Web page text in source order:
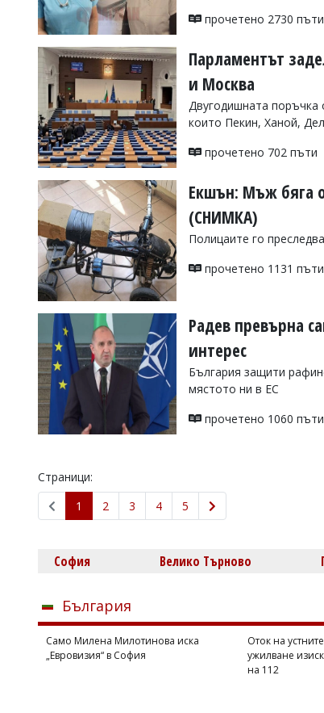
прочетено 2730 пъти
Парламентът
и Москва
Двугодишната поръчка
които Пекин, Ханой,
прочетено 702 пъти
Екшън: Мъж бяга
(СНИМКА)
Полицаите го
прочетено 1131 пъти
Радев превърна
интерес
България защити
мястото ни в ЕС
прочетено 1060 пъти
Страници:
1
2 3 4 5
София Велико Търново
България
Само Милена Милотинова иска
„Евровизия“ в София
Оток на
ужилване
на 112